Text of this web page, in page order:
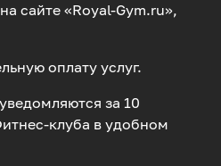
сайте «Royal-Gym.ru»,
оплату услуг.
за 10
клуба в удобном